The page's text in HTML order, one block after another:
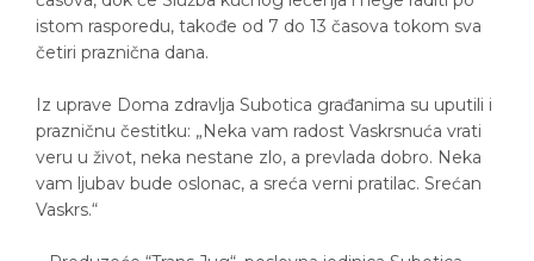
istom rasporedu, takođe od 7 do 13 časova tokom sva
četiri praznična dana.
Iz uprave Doma zdravlja Subotica građanima su uputili i
prazničnu čestitku: „Neka vam radost Vaskrsnuća vrati
veru u život, neka nestane zlo, a prevlada dobro. Neka
vam ljubav bude oslonac, a sreća verni pratilac. Srećan
Vaskrs.“